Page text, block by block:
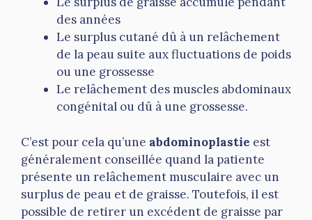
des années
Le surplus cutané dû à un relâchement
de la peau suite aux fluctuations de poids
ou une grossesse
Le relâchement des muscles abdominaux
congénital ou dû à une grossesse.
C’est pour cela qu’une abdominoplastie est
généralement conseillée quand la patiente
présente un relâchement musculaire avec un
surplus de peau et de graisse. Toutefois, il est
possible de retirer un excédent de graisse par